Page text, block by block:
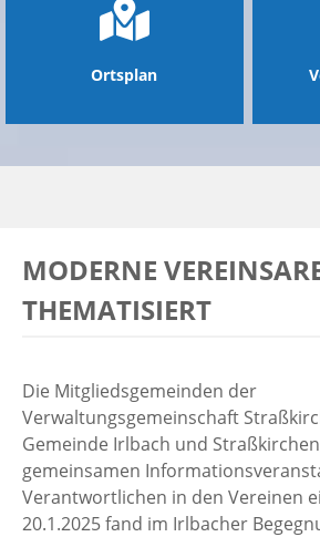
Ortsplan
MODERNE
THEMATISIERT
Die Mitgliedsgemeinden der
Verwaltungsgemeinschaft
Gemeinde Irlbach und
gemeinsamen
Verantwortlichen in den Vereinen
20.1.2025 fand im Irlbacher